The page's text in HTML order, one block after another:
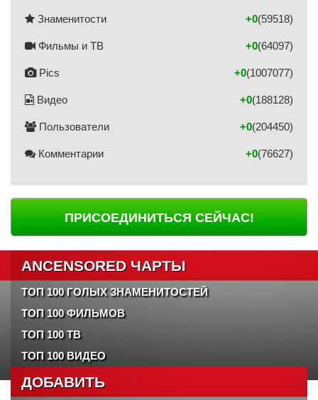
Знаменитости (59518)
+0
Фильмы и ТВ (64097)
+0
Pics (1007077)
+0
Видео (188128)
+0
Пользователи (204450)
+0
Комментарии (76627)
+0
ПРИСОЕДИНИТЬСЯ СЕЙЧАС!
ANCENSORED ЧАРТЫ
ТОП 100 ГОЛЫХ ЗНАМЕНИТОСТЕЙ
ТОП 100 ФИЛЬМОВ
ТОП 100 ТВ
ТОП 100 ВИДЕО
ДОБАВИТЬ